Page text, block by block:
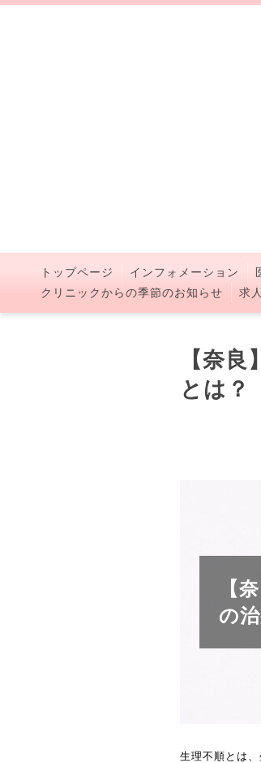
トップページ インフォメーション
クリニックからの季節のお知らせ
求
【奈
とは？
【
の
生理不順とは